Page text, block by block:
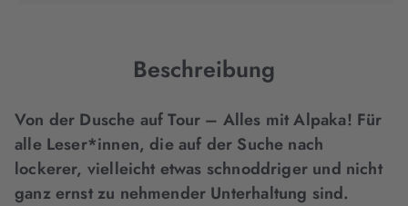
Beschreibung
Von der Dusche auf Tour – Alles mit Alpaka! Für
alle Leser*innen, die auf der Suche nach
lockerer, vielleicht etwas schnoddriger und nicht
ganz ernst zu nehmender Unterhaltung sind.